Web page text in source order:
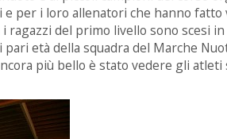
per i loro allenatori che hanno fatto
ragazzi del primo livello sono scesi
età della squadra del Marche
più bello è stato vedere gli